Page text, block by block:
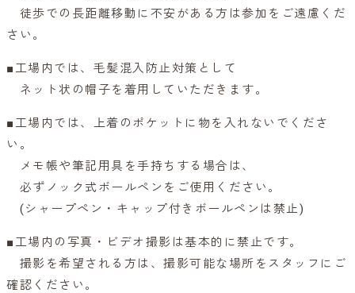
徒歩での長距離移動に不安がある方は参加をご遠慮くだ
さい。
■工場内では、毛髪混入防止対策として
ネット状の帽子を着用していただきます。
■工場内では、上着のポケットに物を入れないでくださ
い。
メモ帳や筆記用具を手持ちする場合は、
必ずノック式ボールペンをご使用ください。
(シャープペン・キャップ付きボールペンは禁止)
■工場内の写真・ビデオ撮影は基本的に禁止です。
撮影を希望される方は、撮影可能な場所をスタッフにご
確認ください。